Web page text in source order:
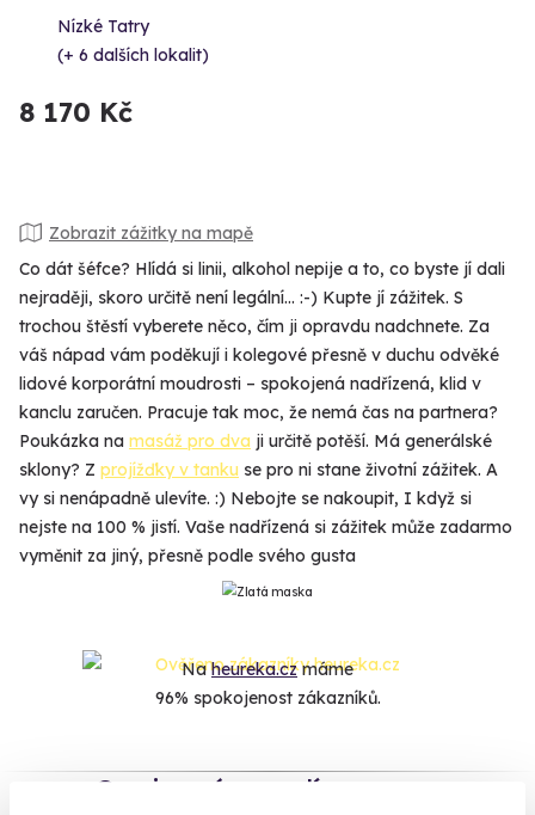
Nízké Tatry
(+ 6 dalších lokalit)
8 170 Kč
Zobrazit zážitky na mapě
Co dát šéfce? Hlídá si linii, alkohol nepije a to, co byste jí dali
nejraději, skoro určitě není legální... :-) Kupte jí zážitek. S
trochou štěstí vyberete něco, čím ji opravdu nadchnete. Za
váš nápad vám poděkují i kolegové přesně v duchu odvěké
lidové korporátní moudrosti – spokojená nadřízená, klid v
kanclu zaručen. Pracuje tak moc, že nemá čas na partnera?
Poukázka na masáž pro dva ji určitě potěší. Má generálské
sklony? Z projížďky v tanku se pro ni stane životní zážitek. A
vy si nenápadně ulevíte. :) Nebojte se nakoupit, I když si
nejste na 100 % jistí. Vaše nadřízená si zážitek může zadarmo
vyměnit za jiný, přesně podle svého gusta
Naheureka.czmáme
96% spokojenost zákazníků.
Co si o nás myslí